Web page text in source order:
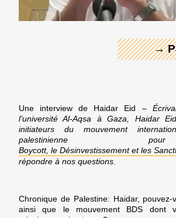
→
Une interview de Haidar Eid –
l’université Al-Aqsa à Gaza, Haidar
initiateurs du mouvement
palestinienne
Boycott, le Désinvestissement et les
répondre à nos questions.
Chronique de Palestine: Haidar,
ainsi que le mouvement BDS dont